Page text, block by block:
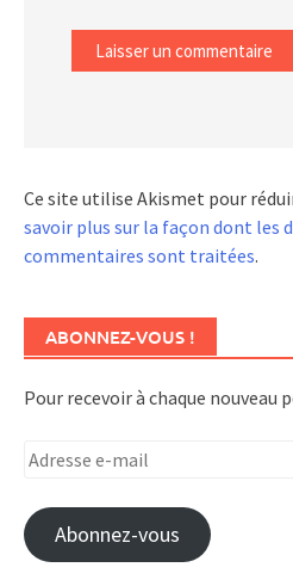
Ce site utilise Akismet pour
savoir plus sur la façon dont les
commentaires sont traitées.
ABONNEZ-VOUS !
Pour recevoir à chaque nouveau
Adresse
mail
Abonnez-vous